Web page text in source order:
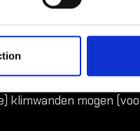
de aangemelde
geacht zich te
staat
de voorwaarden uit
zelfstandig zekeren,
klimwanden mogen